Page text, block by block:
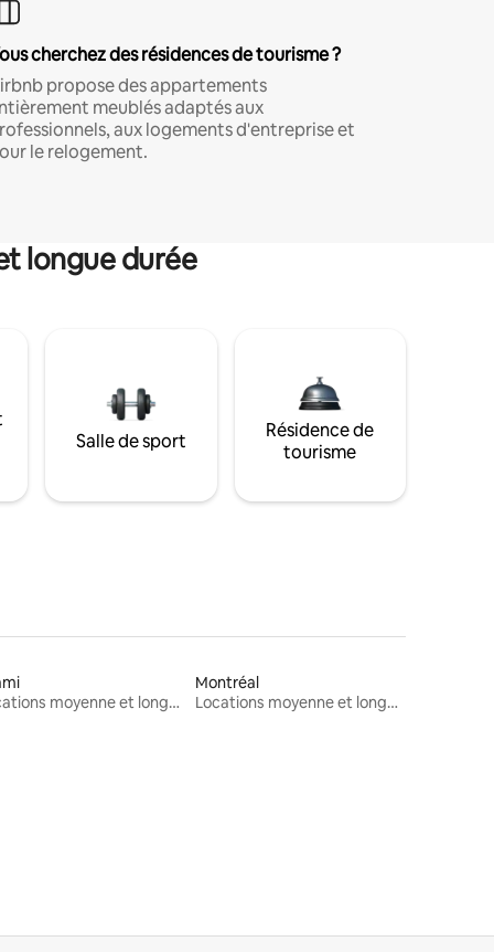
cherchez des résidences de tourisme ?
propose des appartements
meublés adaptés aux
aux logements d'entreprise et
le relogement.
longue durée
Salle de sport
Résidence de
tourisme
Locations moyenne et longue durée
Montréal
Locations moyenne et longue durée